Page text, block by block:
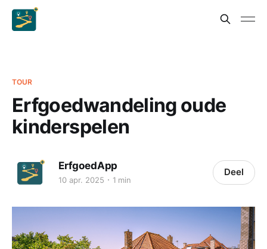
TOUR
Erfgoedwandeling oude
kinderspelen
ErfgoedApp
10 apr. 2025 1 min
Deel